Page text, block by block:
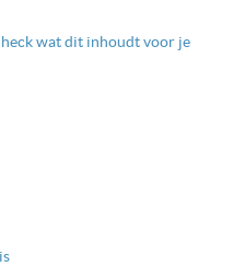
wat dit inhoudt voor je